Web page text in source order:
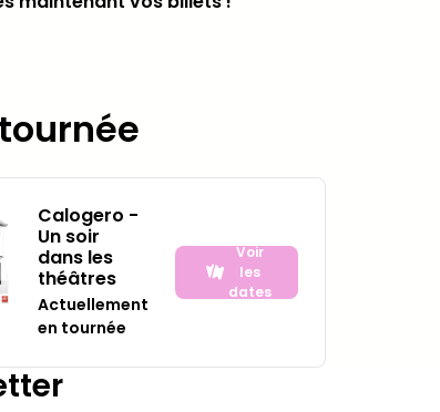
Calogero -
Un soir
dans les
théâtres
Actuellement
en tournée
Voir
les
dates